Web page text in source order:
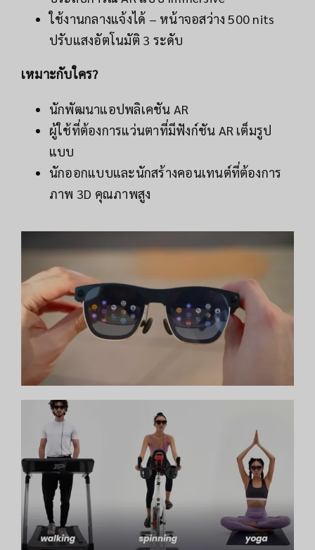
ใช้งานกลางแจ้งได้ – หน้าจอสว่าง 500 nits
ปรับแสงอัตโนมัติ 3 ระดับ
เหมาะกับใคร?
นักพัฒนาแอปพลิเคชัน AR
ผู้ใช้ที่ต้องการแว่นตาที่มีฟังก์ชัน AR เต็มรูป
แบบ
นักออกแบบและนักสร้างคอนเทนต์ที่ต้องการ
ภาพ 3D คุณภาพสูง